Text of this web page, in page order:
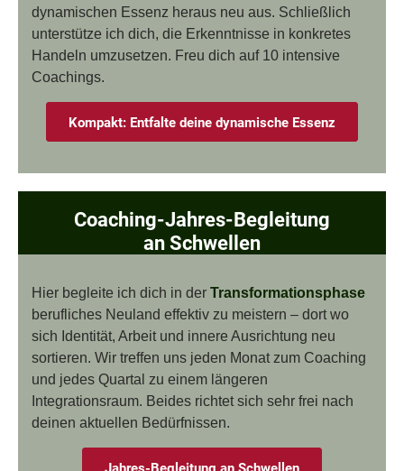
dynamischen Essenz heraus neu aus. Schließlich
unterstütze ich dich, die Erkenntnisse in konkretes
Handeln umzusetzen. Freu dich auf 10 intensive
Coachings.
Kompakt: Entfalte deine dynamische Essenz
Coaching-Jahres-Begleitung
an Schwellen
Hier begleite ich dich in der Transformationsphase
berufliches Neuland effektiv zu meistern – dort wo
sich Identität, Arbeit und innere Ausrichtung neu
sortieren. Wir treffen uns jeden Monat zum Coaching
und jedes Quartal zu einem längeren
Integrationsraum. Beides richtet sich sehr frei nach
deinen aktuellen Bedürfnissen.